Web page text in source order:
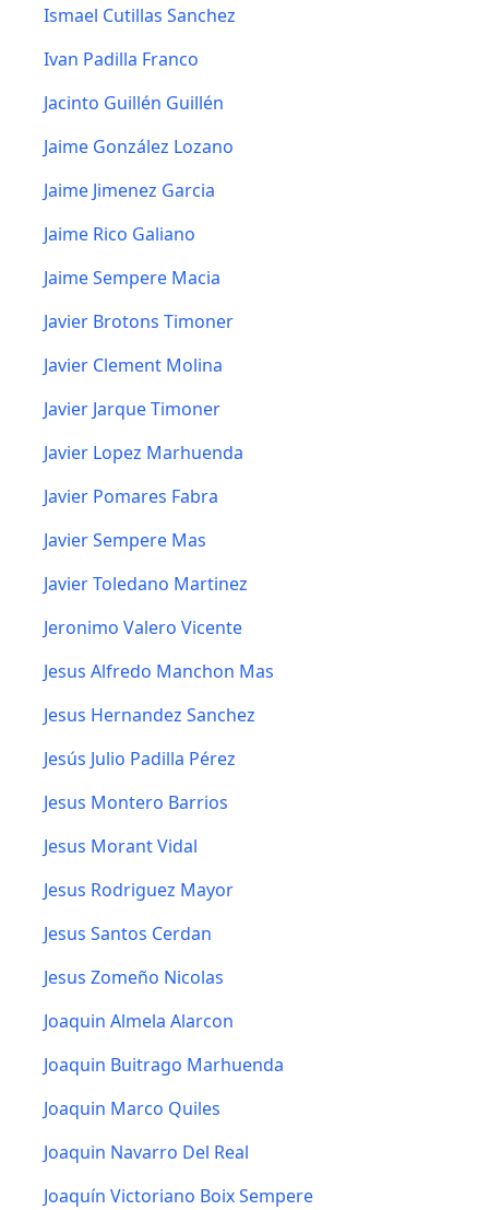
Ismael Cutillas Sanchez
Ivan Padilla Franco
Jacinto Guillén Guillén
Jaime González Lozano
Jaime Jimenez Garcia
Jaime Rico Galiano
Jaime Sempere Macia
Javier Brotons Timoner
Javier Clement Molina
Javier Jarque Timoner
Javier Lopez Marhuenda
Javier Pomares Fabra
Javier Sempere Mas
Javier Toledano Martinez
Jeronimo Valero Vicente
Jesus Alfredo Manchon Mas
Jesus Hernandez Sanchez
Jesús Julio Padilla Pérez
Jesus Montero Barrios
Jesus Morant Vidal
Jesus Rodriguez Mayor
Jesus Santos Cerdan
Jesus Zomeño Nicolas
Joaquin Almela Alarcon
Joaquin Buitrago Marhuenda
Joaquin Marco Quiles
Joaquin Navarro Del Real
Joaquín Victoriano Boix Sempere